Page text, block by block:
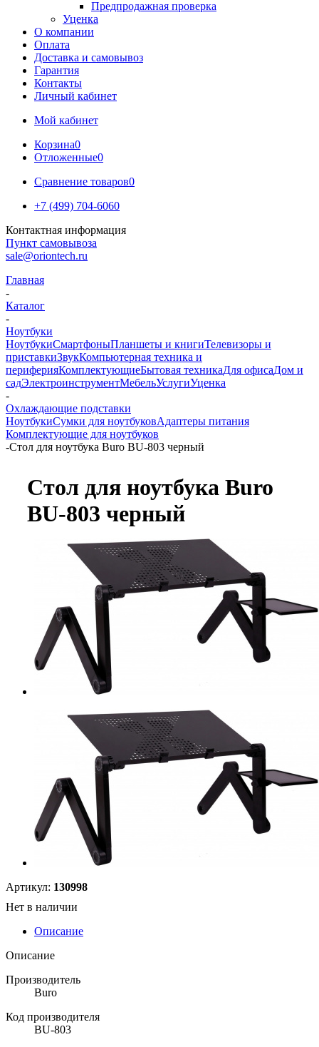
Предпродажная проверка
Уценка
О компании
Оплата
Доставка и самовывоз
Гарантия
Контакты
Личный кабинет
Мой кабинет
Корзина0
Отложенные0
Сравнение товаров0
+7 (499) 704-6060
Контактная информация
Пункт самовывоза
sale@oriontech.ru
Главная
-
Каталог
-
Ноутбуки
НоутбукиСмартфоныПланшеты и книгиТелевизоры и
приставкиЗвукКомпьютерная техника и
периферияКомплектующиеБытовая техникаДля офисаДом и
садЭлектроинструментМебельУслугиУценка
-
Охлаждающие подставки
НоутбукиСумки для ноутбуковАдаптеры питания
Комплектующие для ноутбуков
-Стол для ноутбука Buro BU-803 черный
Стол для ноутбука Buro
BU-803 черный
Артикул: 130998
Нет в наличии
Описание
Описание
Производитель
Buro
Код производителя
BU-803